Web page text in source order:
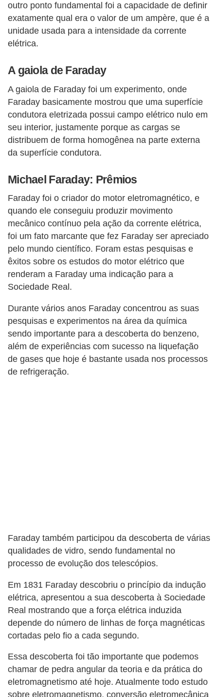
outro ponto fundamental foi a capacidade de definir
exatamente qual era o valor de um ampère, que é a
unidade usada para a intensidade da corrente
elétrica.
A gaiola de Faraday
A gaiola de Faraday foi um experimento, onde
Faraday basicamente mostrou que uma superfície
condutora eletrizada possui campo elétrico nulo em
seu interior, justamente porque as cargas se
distribuem de forma homogênea na parte externa
da superfície condutora.
Michael Faraday: Prêmios
Faraday foi o criador do motor eletromagnético, e
quando ele conseguiu produzir movimento
mecânico contínuo pela ação da corrente elétrica,
foi um fato marcante que fez Faraday ser apreciado
pelo mundo científico. Foram estas pesquisas e
êxitos sobre os estudos do motor elétrico que
renderam a Faraday uma indicação para a
Sociedade Real.
Durante vários anos Faraday concentrou as suas
pesquisas e experimentos na área da química
sendo importante para a descoberta do benzeno,
além de experiências com sucesso na liquefação
de gases que hoje é bastante usada nos processos
de refrigeração.
Faraday também participou da descoberta de várias
qualidades de vidro, sendo fundamental no
processo de evolução dos telescópios.
Em 1831 Faraday descobriu o princípio da indução
elétrica, apresentou a sua descoberta à Sociedade
Real mostrando que a força elétrica induzida
depende do número de linhas de força magnéticas
cortadas pelo fio a cada segundo.
Essa descoberta foi tão importante que podemos
chamar de pedra angular da teoria e da prática do
eletromagnetismo até hoje. Atualmente todo estudo
sobre eletromagnetismo, conversão eletromecânica
t
r
i
i
a
d
e
F
e
a
m
e
n
t
a
s
p
a
r
a
e
l
s
ó
r
a
d
a
e